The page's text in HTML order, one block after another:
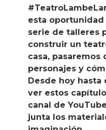
esta
serie de talleres
construir un
casa,
personajes y
Desde hoy hasta
ver estos
canal de
junta los